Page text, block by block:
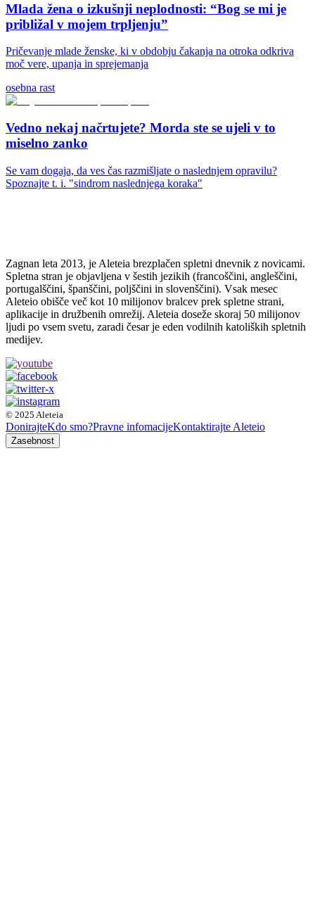
Mlada žena o izkušnji neplodnosti: “Bog se mi je
približal v mojem trpljenju”
Pričevanje mlade ženske, ki v obdobju čakanja na otroka odkriva
moč vere, upanja in sprejemanja
osebna rast
Vedno nekaj načrtujete? Morda ste se ujeli v to
miselno zanko
Se vam dogaja, da ves čas razmišljate o naslednjem opravilu?
Spoznajte t. i. "sindrom naslednjega koraka"
Zagnan leta 2013, je Aleteia brezplačen spletni dnevnik z novicami.
Spletna stran je objavljena v šestih jezikih (francoščini, angleščini,
portugalščini, španščini, poljščini in slovenščini). Vsak mesec
Aleteio obišče več kot 10 milijonov bralcev prek spletne strani,
aplikacije in družbenih omrežij. Aleteia doseže skoraj 50 milijonov
ljudi po vsem svetu, zaradi česar je eden vodilnih katoliških spletnih
medijev.
© 2025 Aleteia
DonirajteKdo smo?Pravne infomacijeKontaktirajte Aleteio
Zasebnost